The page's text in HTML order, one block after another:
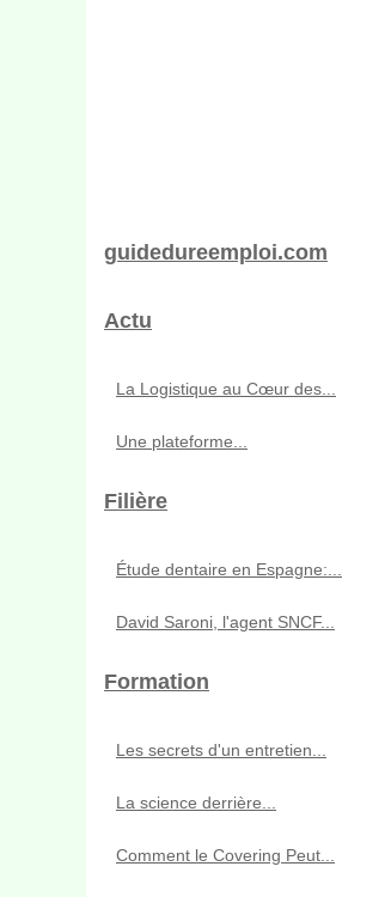
guidedureemploi.com
Actu
La Logistique au Cœur des...
Une plateforme...
Filière
Étude dentaire en Espagne:...
David Saroni, l'agent SNCF...
Formation
Les secrets d'un entretien...
La science derrière...
Comment le Covering Peut...